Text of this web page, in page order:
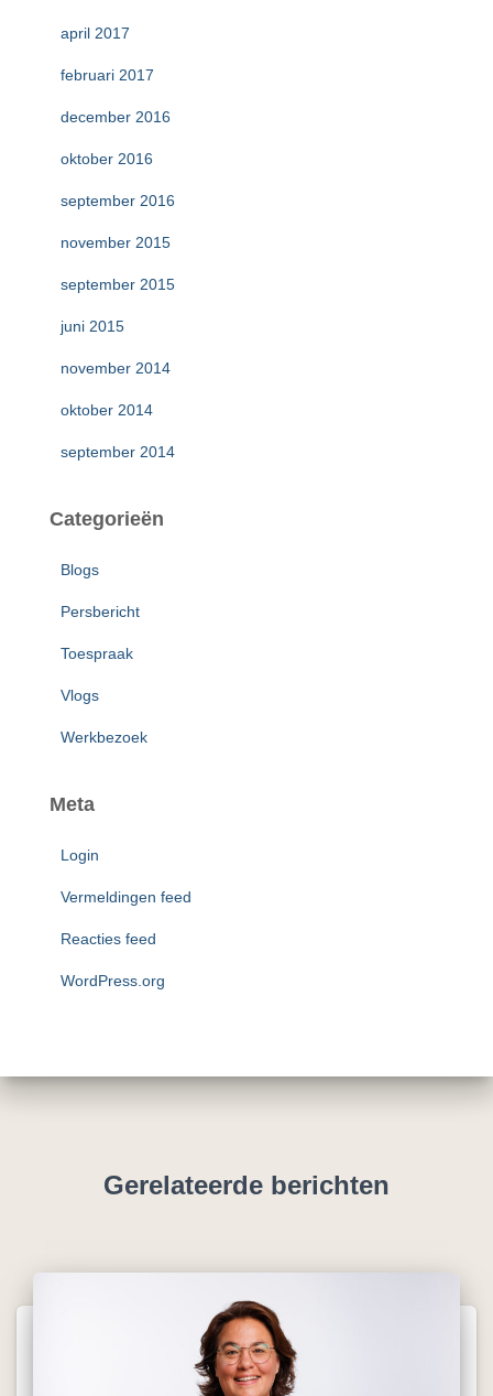
april 2017
februari 2017
december 2016
oktober 2016
september 2016
november 2015
september 2015
juni 2015
november 2014
oktober 2014
september 2014
Categorieën
Blogs
Persbericht
Toespraak
Vlogs
Werkbezoek
Meta
Login
Vermeldingen feed
Reacties feed
WordPress.org
Gerelateerde berichten